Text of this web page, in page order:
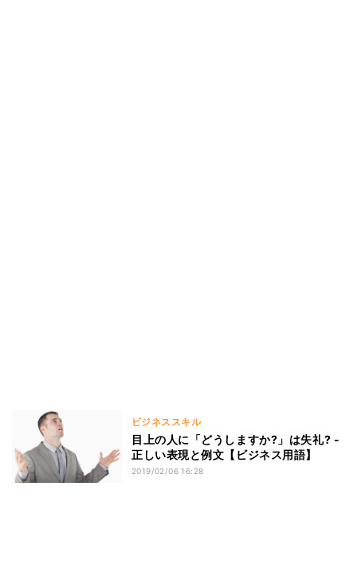
ビジネススキル
目上の人に「どうしますか?」は失礼? -
正しい表現と例文【ビジネス用語】
2019/02/06 16:28